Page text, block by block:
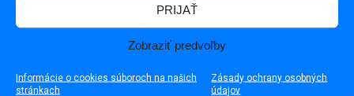
PRIJAŤ
Zobraziť predvoľby
Informácie o cookies súboroch na našich
stránkach
Zásady ochrany osobných
údajov
Odporúčame